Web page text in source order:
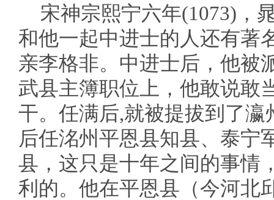
宋神宗熙宁六年(1073)，
和他一起中进士的人还有著
亲李格非。中进士后，他被
武县主簿职位上，他敢说敢
干。任满后,就被提拔到了
后任洺州平恩县知县、泰宁
县，这只是十年之间的事情
利的。他在平恩县（今河北